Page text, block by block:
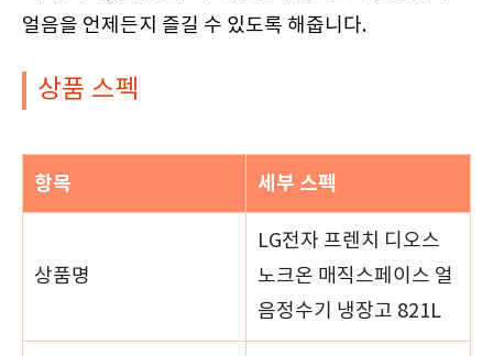
얼음을 언제든지 즐길 수 있도록 해줍니다.
상품 스펙
항목 세부 스펙
상품명
LG전자 프렌치 디오스
노크온 매직스페이스 얼
음정수기 냉장고 821L